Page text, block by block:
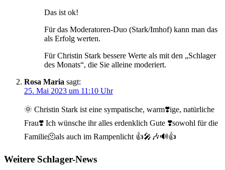
Das ist ok!
Für das Moderatoren-Duo (Stark/Imhof) kann man das
als Erfolg werten.
Für Christin Stark bessere Werte als mit den „Schlager
des Monats“, die Sie alleine moderiert.
Rosa Maria sagt:
25. Mai 2023 um 11:10 Uhr
🌞 Christin Stark ist eine sympatische, warm❣️ige, natürliche
Frau❣️ Ich wünsche ihr alles erdenklich Gute ❣️sowohl für die
Familie🫠als auch im Rampenlicht 👍🎤🎶🔊👍
Weitere Schlager-News